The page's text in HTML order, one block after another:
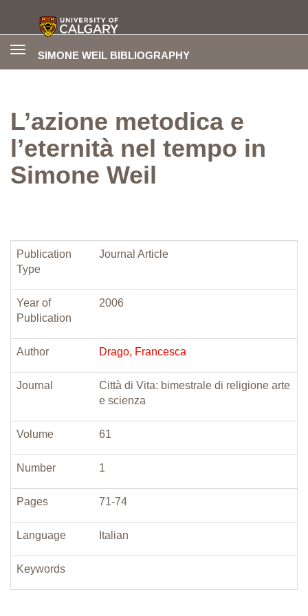
SIMONE WEIL BIBLIOGRAPHY
Toggle
L’azione metodica e
l’eternità nel tempo in
Simone Weil
Publication
Type
Journal Article
Year of
Publication
2006
Author Drago, Francesca
Journal
Città di Vita: bimestrale di religione arte
e scienza
Volume 61
Number 1
Pages 71-74
Language Italian
Keywords